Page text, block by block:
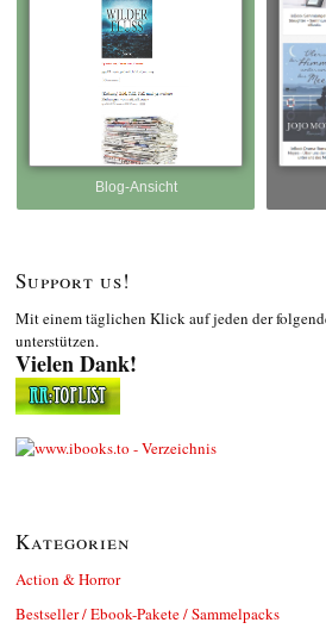
Blog-Ansicht
Support us!
Mit einem täglichen Klick auf jeden der
unterstützen.
Vielen Dank!
Kategorien
Action & Horror
Bestseller / Ebook-Pakete / Sammelpacks